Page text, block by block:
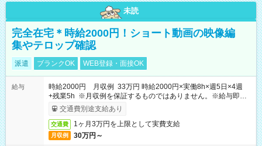
未読
完全在宅＊時給2000円！ショート動画の映像編
集やテロップ確認
派遣 ブランクOK WEB登録・面接OK
給与
時給2000円 月収例 33万円 時給2000円×実働8h×週5日×4週
+残業5h ※月収例を保証するものではありません。※給与即受
取りサービス利用可（利用条件有）
交通費別途支給あり
交通費 1ヶ月3万円を上限として実費支給
月収例 30万円～